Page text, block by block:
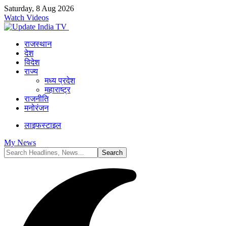
Saturday, 8 Aug 2026
Watch Videos
राजस्थान
देश
विदेश
राज्य
मध्य प्रदेश
महाराष्ट्र
राजनीति
मनोरंजन
लाइफस्टाइल
My News